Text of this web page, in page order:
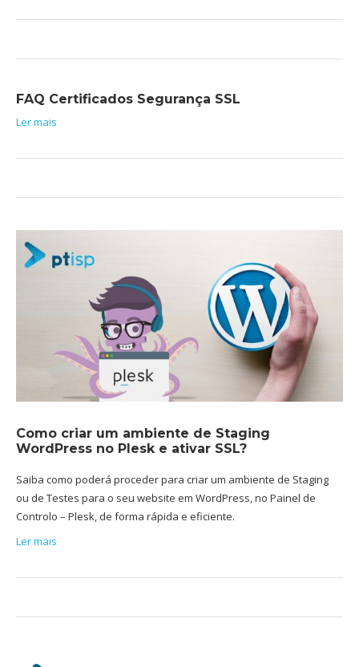
FAQ Certificados Segurança SSL
Ler mais
Como criar um ambiente de Staging
WordPress no Plesk e ativar SSL?
Saiba como poderá proceder para criar um ambiente de Staging
ou de Testes para o seu website em WordPress, no Painel de
Controlo – Plesk, de forma rápida e eficiente.
Ler mais